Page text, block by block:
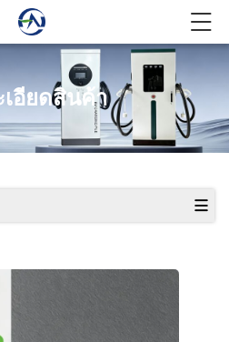
เอียดสินค้า